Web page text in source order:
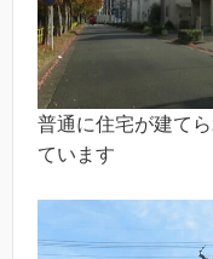
普通に住宅が建て
ています